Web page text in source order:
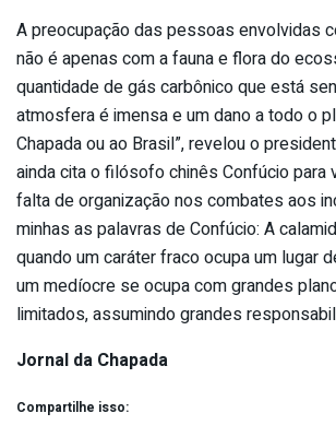
A preocupação das pessoas envolvidas
não é apenas com a fauna e flora do
quantidade de gás carbônico que está
atmosfera é imensa e um dano a todo o
Chapada ou ao Brasil”, revelou o
ainda cita o filósofo chinês Confúcio para
falta de organização nos combates aos
minhas as palavras de Confúcio: A
quando um caráter fraco ocupa um lugar
um medíocre se ocupa com grandes
limitados, assumindo grandes
Jornal da Chapada
Compartilhe isso: